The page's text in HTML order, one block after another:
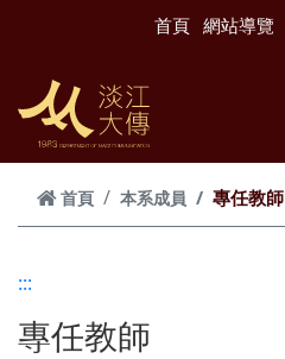
首頁 網站導覽
首頁 本系成員 專任教師
:::
專任教師